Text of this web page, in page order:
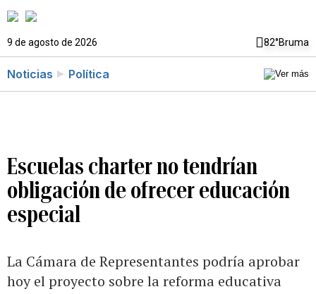
9 de agosto de 2026 82°Bruma
Noticias Política
Escuelas charter no tendrían
obligación de ofrecer educación
especial
La Cámara de Representantes podría aprobar
hoy el proyecto sobre la reforma educativa